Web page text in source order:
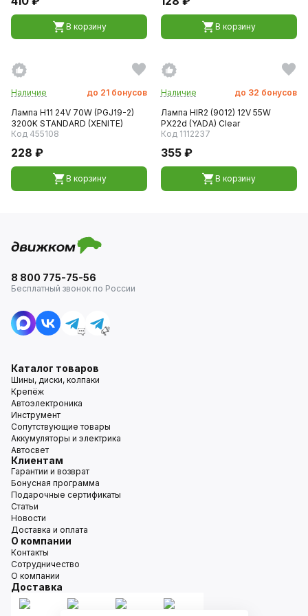
В корзину В корзину
Наличие до 21 бонусов
Лампа H11 24V 70W (PGJ19-2)
3200K STANDARD (XENITE)
Код 455108
228 ₽
В корзину
Наличие до 32 бонусов
Лампа HIR2 (9012) 12V 55W
PX22d (YADA) Clear
Код 1112237
355 ₽
В корзину
8 800 775-75-56
Бесплатный звонок по России
Каталог товаров
Шины, диски, колпаки
Крепёж
Автоэлектроника
Инструмент
Сопутствующие товары
Аккумуляторы и электрика
Автосвет
Клиентам
Гарантии и возврат
Бонусная программа
Подарочные сертификаты
Статьи
Новости
Доставка и оплата
О компании
Контакты
Сотрудничество
О компании
Доставка